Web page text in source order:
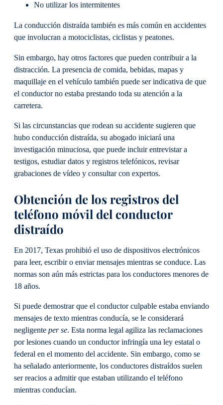
No utilizar los intermitentes
La conducción distraída también es más común en accidentes
que involucran a motociclistas, ciclistas y peatones.
Sin embargo, hay otros factores que pueden contribuir a la
distracción. La presencia de comida, bebidas, mapas y
maquillaje en el vehículo también puede ser indicativa de que
el conductor no estaba prestando toda su atención a la
carretera.
Si las circunstancias que rodean su accidente sugieren que
hubo conducción distraída, su abogado iniciará una
investigación minuciosa, que puede incluir entrevistar a
testigos, estudiar datos y registros telefónicos, revisar
grabaciones de vídeo y consultar con expertos.
Obtención de los registros del
teléfono móvil del conductor
distraído
En 2017, Texas prohibió el uso de dispositivos electrónicos
para leer, escribir o enviar mensajes mientras se conduce. Las
normas son aún más estrictas para los conductores menores de
18 años.
Si puede demostrar que el conductor culpable estaba enviando
mensajes de texto mientras conducía, se le considerará
negligente per se. Esta norma legal agiliza las reclamaciones
por lesiones cuando un conductor infringía una ley estatal o
federal en el momento del accidente. Sin embargo, como se
ha señalado anteriormente, los conductores distraídos suelen
ser reacios a admitir que estaban utilizando el teléfono
mientras conducían.